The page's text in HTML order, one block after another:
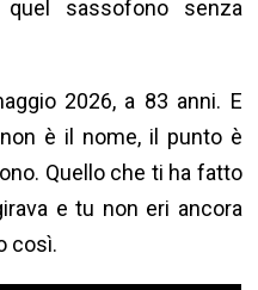
sassofono senza
2026, a 83 anni. E
è il nome, il punto è
Quello che ti ha fatto
e tu non eri ancora
così.